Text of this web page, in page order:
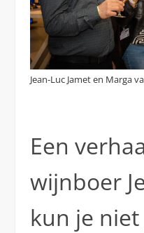
Jean-Luc Jamet en Marga
Een
wijnboer
kun je niet